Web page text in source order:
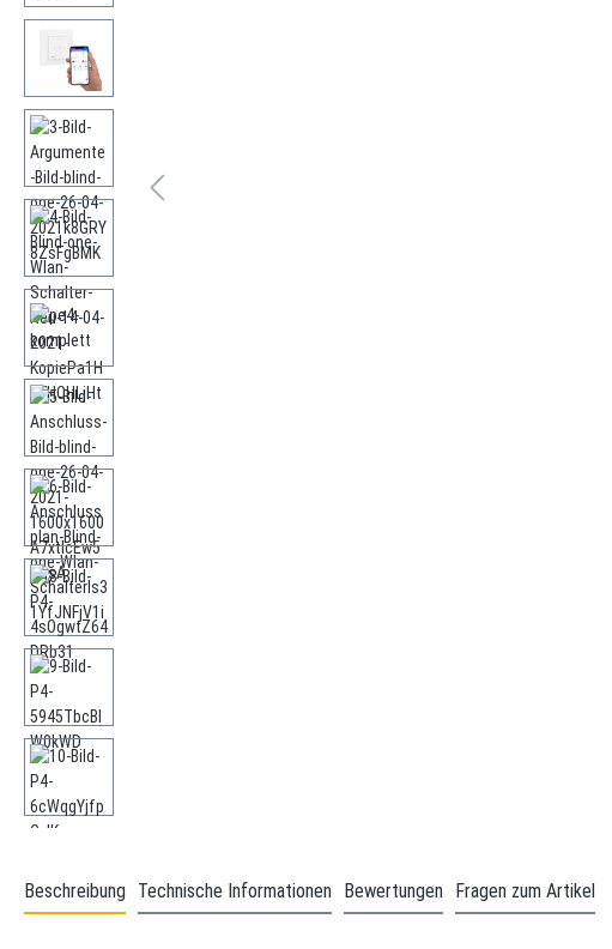
Beschreibung Technische Informationen Bewertungen Fragen zum Artikel